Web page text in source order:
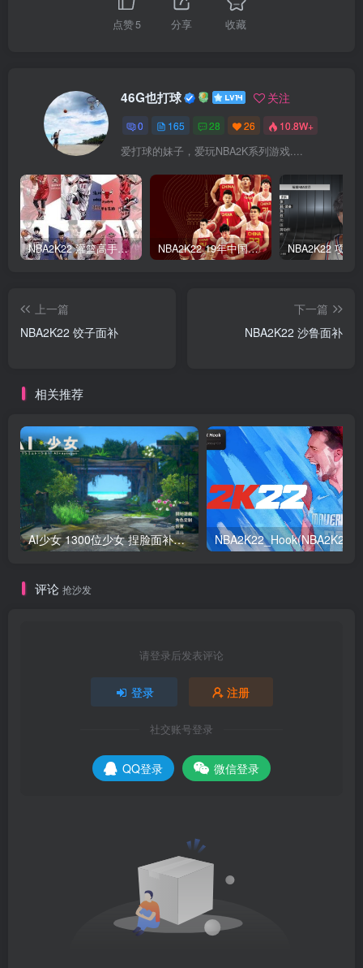
点赞5 分享 收藏
46G也打球 关注
0 165 28 26 10.8W+
爱打球的妹子，爱玩NBA2K系列游戏....
NBA2K22 灌篮高手面补合集 NBA2K22 19年中国队面补合集
上一篇
NBA2K22 饺子面补
下一篇
NBA2K22 沙鲁面补
相关推荐
AI少女 1300位少女 捏脸面补数据整合包 总有一位是你想要的
评论 抢沙发
请登录后发表评论
登录 注册
社交账号登录
QQ登录 微信登录